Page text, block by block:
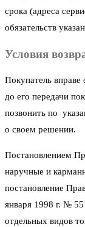
срока (адреса
обязательств
Условия
Покупатель вправе
до его передачи
позвонить по
о своем решении.
Постановлением
наручные и
постановление
января 1998 г. №
отдельных видов